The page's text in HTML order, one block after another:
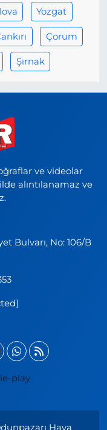
Yozgat
Çorum
Şırnak
ve videolar
alıntılanamaz ve
Bulvarı, No: 106/B
Hava